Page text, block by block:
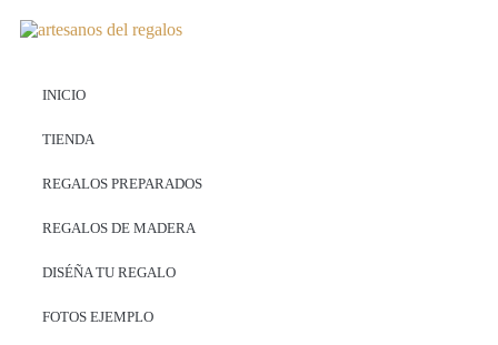
INICIO
TIENDA
REGALOS PREPARADOS
REGALOS DE MADERA
DISÉÑA TU REGALO
FOTOS EJEMPLO